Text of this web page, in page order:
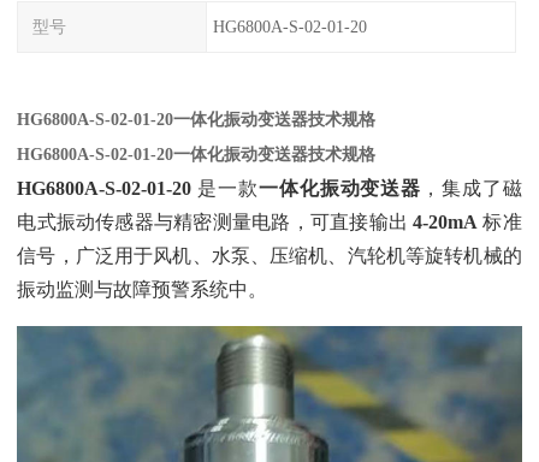
型号 HG6800A-S-02-01-20
HG6800A-S-02-01-20一体化振动变送器技术规格
HG6800A-S-02-01-20一体化振动变送器技术规格
HG6800A-S-02-01-20 ‌ 是一款‌一体化振动变送器 ‌，集成了磁
电式振动传感器与精密测量电路，可直接输出 ‌4-20mA ‌ 标准
信号，广泛用于风机、水泵、压缩机、汽轮机等旋转机械的
振动监测与故障预警系统中。